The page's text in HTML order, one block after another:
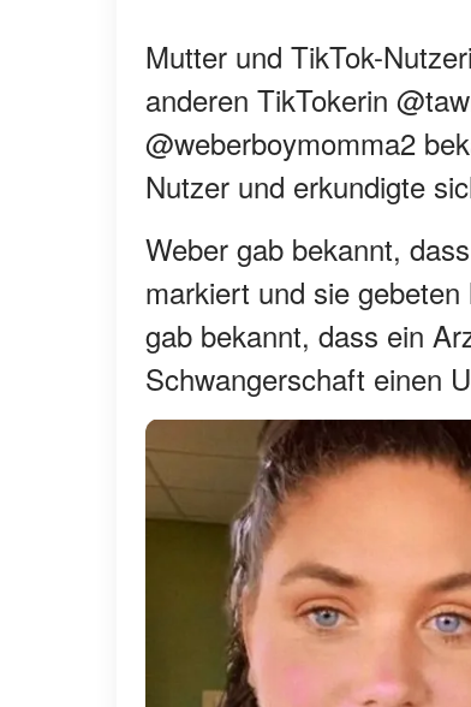
Mutter und TikTok-
anderen TikTokerin
@weberboymomma2
Nutzer und erkundigte
Weber gab bekannt,
markiert und sie
gab bekannt, dass ein
Schwangerschaft einen